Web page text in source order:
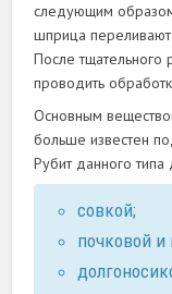
следующим
шприца
После
проводить
Основным
больше известен
Рубит данного
совкой;
почковой